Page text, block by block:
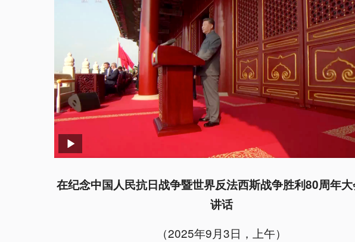
在纪念中国人民抗日战争暨世界反法西斯战争胜利80周年
讲话
（2025年9月3日，上午）